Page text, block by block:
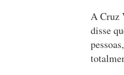
A Cruz
disse